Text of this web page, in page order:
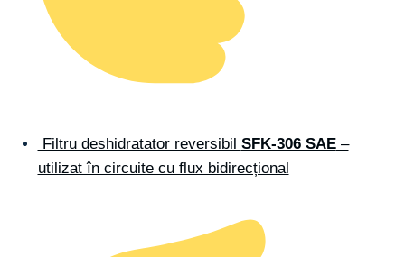
Filtru deshidratator reversibil SFK-306 SAE–
utilizat în circuite cu flux bidirecțional